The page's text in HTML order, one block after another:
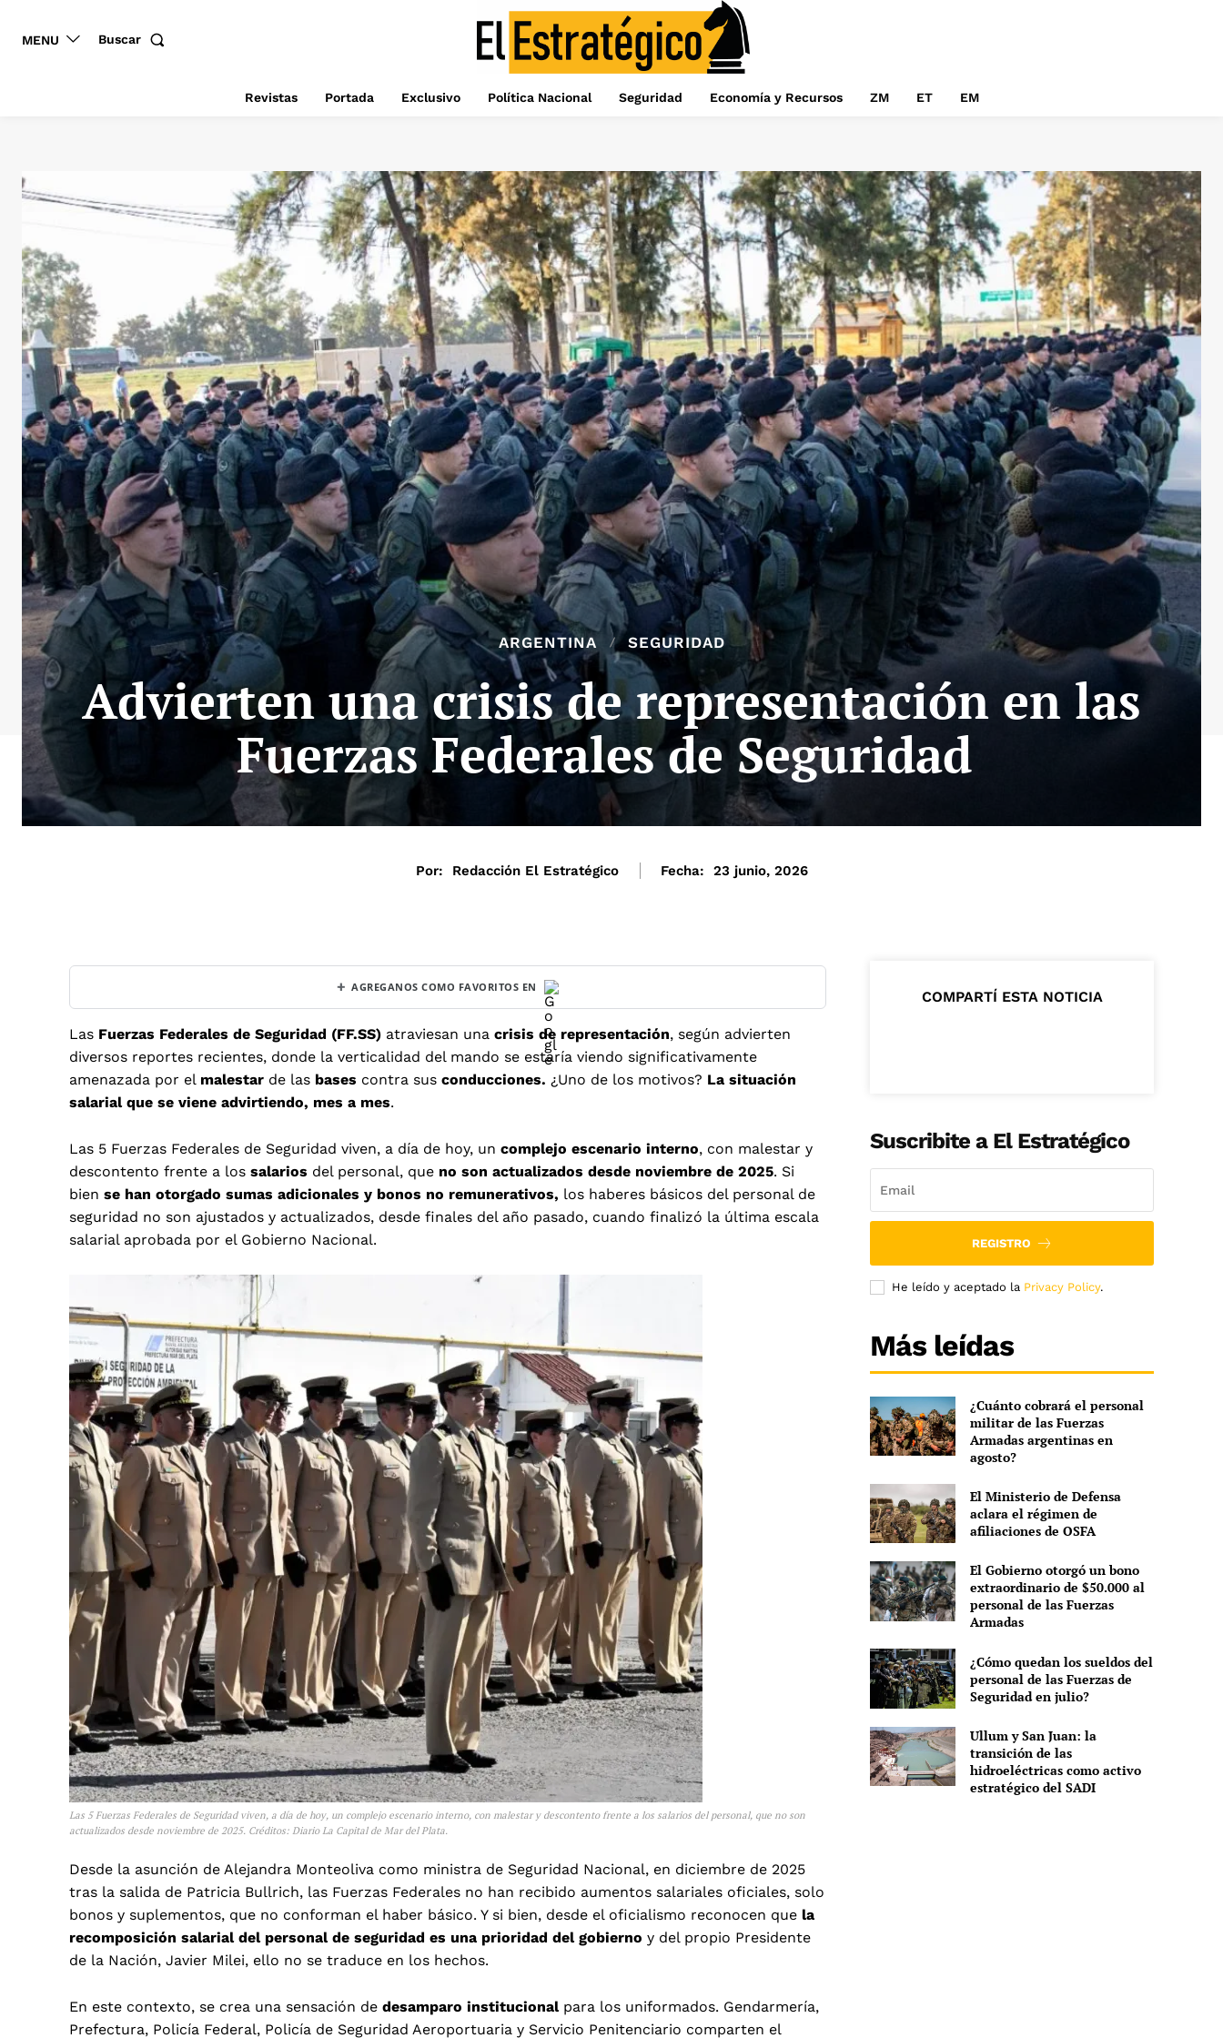
MENU Buscar
Revistas Portada Exclusivo Política Nacional Seguridad Economía y Recursos ZM ET EM
ARGENTINA SEGURIDAD
Advierten una crisis de representación en las
Fuerzas Federales de Seguridad
Por: Redacción El Estratégico Fecha: 23 junio, 2026
+ AGREGANOS COMO FAVORITOS EN
Las Fuerzas Federales de Seguridad (FF.SS) atraviesan una crisis de representación, según advierten
diversos reportes recientes, donde la verticalidad del mando se estaría viendo significativamente
amenazada por el malestar de las bases contra sus conducciones. ¿Uno de los motivos? La situación
salarial que se viene advirtiendo, mes a mes.
Las 5 Fuerzas Federales de Seguridad viven, a día de hoy, un complejo escenario interno, con malestar y
descontento frente a los salarios del personal, que no son actualizados desde noviembre de 2025. Si
bien se han otorgado sumas adicionales y bonos no remunerativos, los haberes básicos del personal de
seguridad no son ajustados y actualizados, desde finales del año pasado, cuando finalizó la última escala
salarial aprobada por el Gobierno Nacional.
Las 5 Fuerzas Federales de Seguridad viven, a día de hoy, un complejo escenario interno, con malestar y descontento frente a los salarios del personal, que no son
actualizados desde noviembre de 2025. Créditos: Diario La Capital de Mar del Plata.
Desde la asunción de Alejandra Monteoliva como ministra de Seguridad Nacional, en diciembre de 2025
tras la salida de Patricia Bullrich, las Fuerzas Federales no han recibido aumentos salariales oficiales, solo
bonos y suplementos, que no conforman el haber básico. Y si bien, desde el oficialismo reconocen que la
recomposición salarial del personal de seguridad es una prioridad del gobierno y del propio Presidente
de la Nación, Javier Milei, ello no se traduce en los hechos.
En este contexto, se crea una sensación de desamparo institucional para los uniformados. Gendarmería,
Prefectura, Policía Federal, Policía de Seguridad Aeroportuaria y Servicio Penitenciario comparten el
COMPARTÍ ESTA NOTICIA
Suscribite a El Estratégico
REGISTRO
He leído y aceptado la Privacy Policy.
Más leídas
¿Cuánto cobrará el personal
militar de las Fuerzas
Armadas argentinas en
agosto?
El Ministerio de Defensa
aclara el régimen de
afiliaciones de OSFA
El Gobierno otorgó un bono
extraordinario de $50.000 al
personal de las Fuerzas
Armadas
¿Cómo quedan los sueldos del
personal de las Fuerzas de
Seguridad en julio?
Ullum y San Juan: la
transición de las
hidroeléctricas como activo
estratégico del SADI